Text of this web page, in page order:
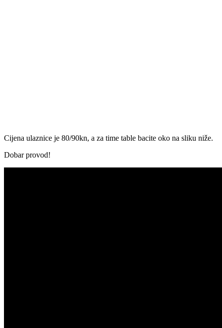
Cijena ulaznice je 80/90kn, a za time table bacite oko na sliku niže.
Dobar provod!